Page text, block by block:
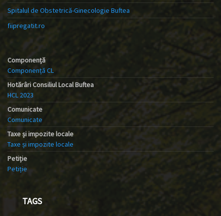
Spitalul de Obstetrică-Ginecologie Buftea
fiipregatit.ro
Componență
Componență CL
Hotărâri Consiliul Local Buftea
HCL 2023
Comunicate
Comunicate
Taxe și impozite locale
Taxe și impozite locale
Petiție
Petiție
TAGS